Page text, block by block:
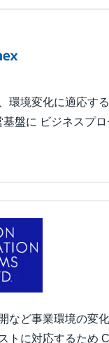
環境変化に適応す
盤に ビジネスプ
など事業環境の変
トに対応するため